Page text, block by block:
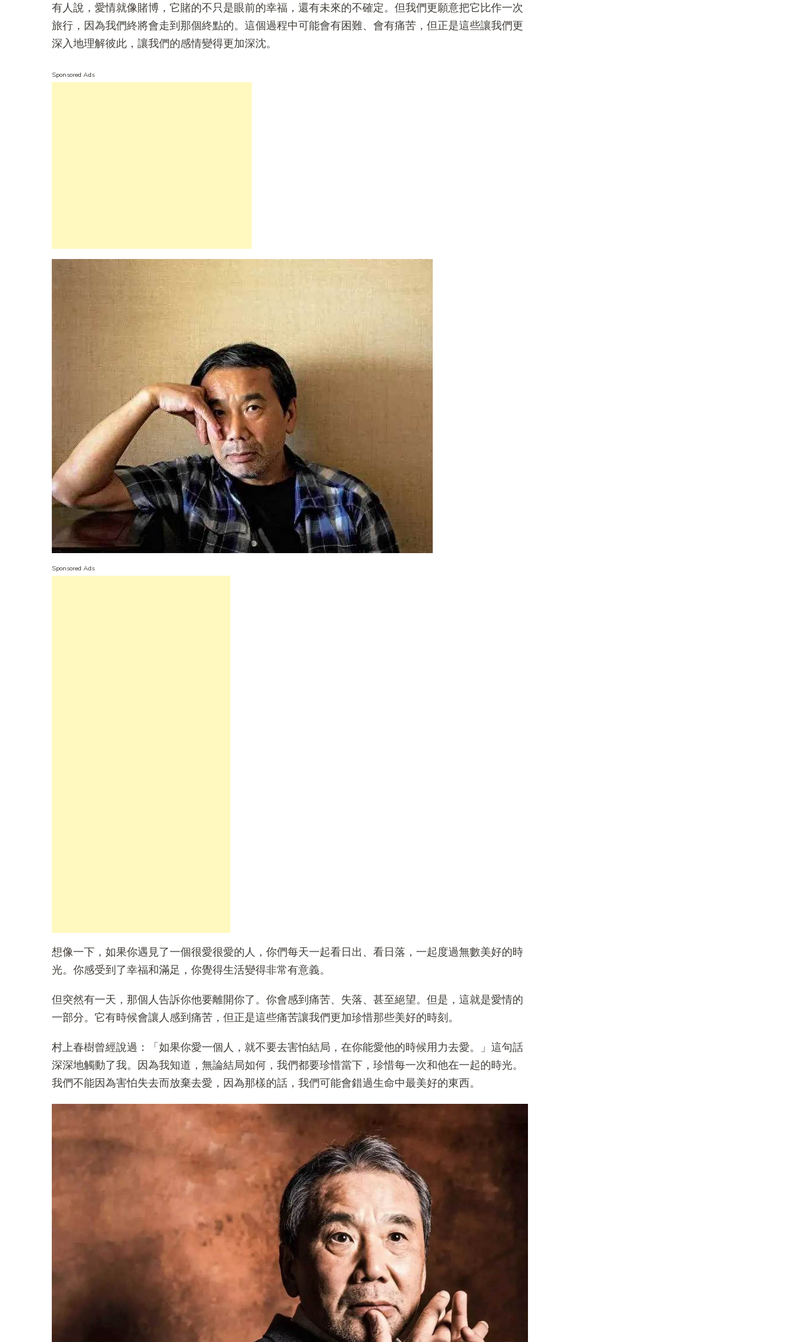
有人說，愛情就像賭博，它賭的不只是眼前的幸福，還有未來的不確定。但我們更願意把它比作一次
旅行，因為我們終將會走到那個終點的。這個過程中可能會有困難、會有痛苦，但正是這些讓我們更
深入地理解彼此，讓我們的感情變得更加深沈。
Sponsored Ads
Sponsored Ads
想像一下，如果你遇見了一個很愛很愛的人，你們每天一起看日出、看日落，一起度過無數美好的時
光。你感受到了幸福和滿足，你覺得生活變得非常有意義。
但突然有一天，那個人告訴你他要離開你了。你會感到痛苦、失落、甚至絕望。但是，這就是愛情的
一部分。它有時候會讓人感到痛苦，但正是這些痛苦讓我們更加珍惜那些美好的時刻。
村上春樹曾經說過：「如果你愛一個人，就不要去害怕結局，在你能愛他的時候用力去愛。」這句話
深深地觸動了我。因為我知道，無論結局如何，我們都要珍惜當下，珍惜每一次和他在一起的時光。
我們不能因為害怕失去而放棄去愛，因為那樣的話，我們可能會錯過生命中最美好的東西。